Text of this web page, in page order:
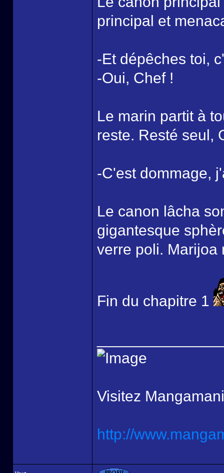
principal et
-Et dépêches toi,
-Oui, Chef !
Le marin partit à
reste. Resté seul,
-C'est dommage,
Le canon lâcha
gigantesque
verre poli. Marijoa
Fin du chapitre 1
Visitez
http://